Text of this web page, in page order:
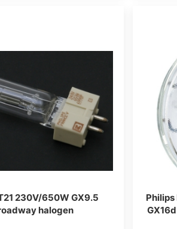
230V/650W GX9.5
halogen